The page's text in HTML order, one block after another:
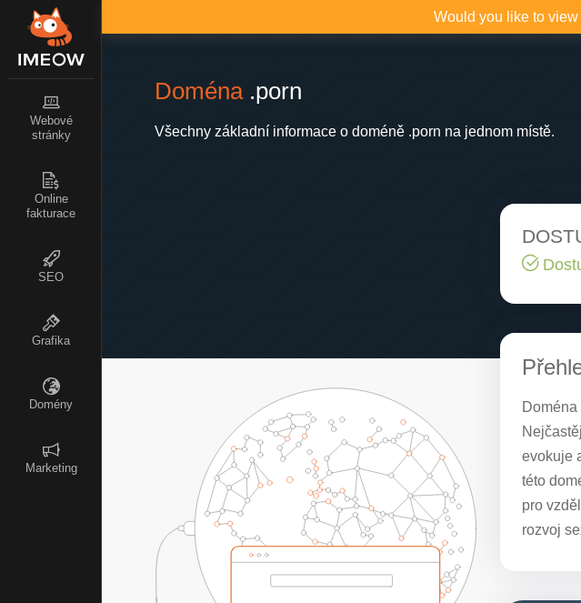
Webové
stránky
Online
fakturace
SEO
Grafika
Domény
Marketing
Would you like to
Doména.porn
Všechny základní informace o doméně .porn na jednom místě.
evokuje
této
pro
rozvoj